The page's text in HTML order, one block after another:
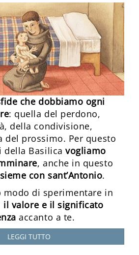
che dobbiamo ogni
: quella del perdono,
della condivisione,
del prossimo. Per questo
della Basilicavogliamo
, anche in questo
con sant’Antonio.
modo di sperimentare in
il valore e il significato
accanto a te.
LEGGI TUTTO